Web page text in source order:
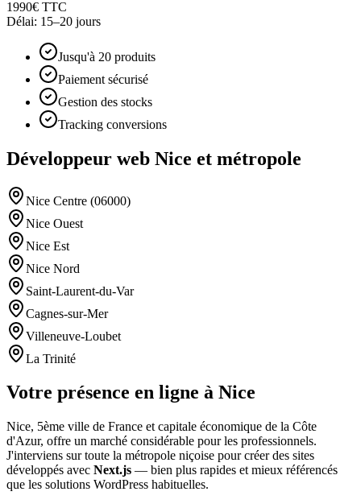
1990€ TTC
Délai: 15–20 jours
Jusqu'à 20 produits
Paiement sécurisé
Gestion des stocks
Tracking conversions
Développeur web Nice et métropole
Nice Centre (06000)
Nice Ouest
Nice Est
Nice Nord
Saint-Laurent-du-Var
Cagnes-sur-Mer
Villeneuve-Loubet
La Trinité
Votre présence en ligne à Nice
Nice, 5ème ville de France et capitale économique de la Côte
d'Azur, offre un marché considérable pour les professionnels.
J'interviens sur toute la métropole niçoise pour créer des sites
développés avec Next.js — bien plus rapides et mieux référencés
que les solutions WordPress habituelles.